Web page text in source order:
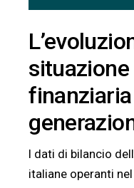
I dati di bilancio
italiane operanti